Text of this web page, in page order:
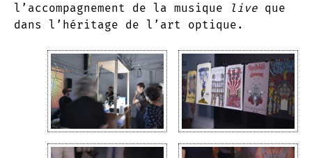
l’accompagnement de la musique live que
dans l’héritage de l’art optique.